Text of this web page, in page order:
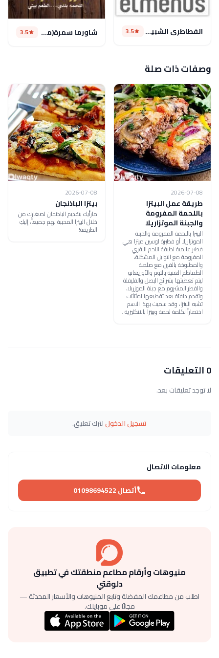
الفطاطري الشبيني 3.5 شاورما سمرة(مغلق مؤقتا) 3.5
وصفات ذات صلة
2026-07-08
طريقة عمل البيتزا
باللحمة المفرومة
والجبنة الموتزاريلا
البيتزا باللحمة المفرومة والجبنة
الموتزاريلا أو فطيرة لوسين ميتزا هي
فطير عالمية لطبقة اللحم البقري
المفرومة مع التوابل المشكلة،
والمطبوخة بالفرن مع صلصة
الطماطم الغنية بالثوم والأوريغانو
ليتم تغطيتها بشرائح البصل والفليفلة
والفطر المشروم مع جبنة الموزريلا،
وتقدم دافئة بعد تقطيعها لمثلثات
تشبه البيتزا، وقد سميت بهذا الاسم
اختصاراً لكلمة لحمة وبيتزا بالانكليزية .
2026-07-08
بيتزا الباذنجان
مارأيك بتقديم الباذنجان لصغارك من
خلال البيتزا المحببة لهم جميعاً، إليكِ
الطريقة!
0 التعليقات
لا توجد تعليقات بعد.
تسجيل الدخوللترك تعليق.
معلومات الاتصال
أتصال 01098694522
منيوهات وأرقام مطاعم منطقتك في تطبيق
دلوقتي
اطلب من مطاعمك المفضلة وتابع المنيوهات والأسعار المحدثة —
مجانًا على موبايلك.